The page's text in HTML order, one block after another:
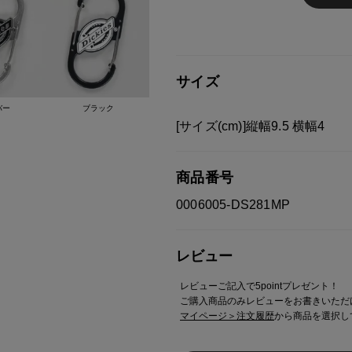
※ご注意
あらかじめご了承ください。
総柄の商品は使用している生
サイズ
[サイズ(cm)]縦幅9.5 横幅4
商品番号
0006005-DS281MP
レビュー
レビューご記入で5pointプレゼント！
ご購入商品のみレビューをお書きいただ
マイページ＞注文履歴から商品を選択
ー ブラック